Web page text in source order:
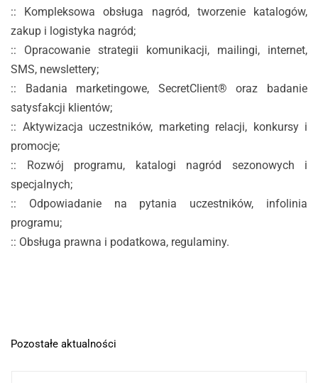
:: Kompleksowa obsługa nagród, tworzenie katalogów,
zakup i logistyka nagród;
:: Opracowanie strategii komunikacji, mailingi, internet,
SMS, newslettery;
:: Badania marketingowe, SecretClient® oraz badanie
satysfakcji klientów;
:: Aktywizacja uczestników, marketing relacji, konkursy i
promocje;
:: Rozwój programu, katalogi nagród sezonowych i
specjalnych;
:: Odpowiadanie na pytania uczestników, infolinia
programu;
:: Obsługa prawna i podatkowa, regulaminy.
Pozostałe aktualności